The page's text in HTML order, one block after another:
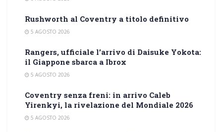
Rushworth al Coventry a titolo definitivo
5 AGOSTO 2026
Rangers, ufficiale l’arrivo di Daisuke Yokota:
il Giappone sbarca a Ibrox
5 AGOSTO 2026
Coventry senza freni: in arrivo Caleb
Yirenkyi, la rivelazione del Mondiale 2026
5 AGOSTO 2026